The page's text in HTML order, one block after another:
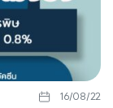
16/08/22